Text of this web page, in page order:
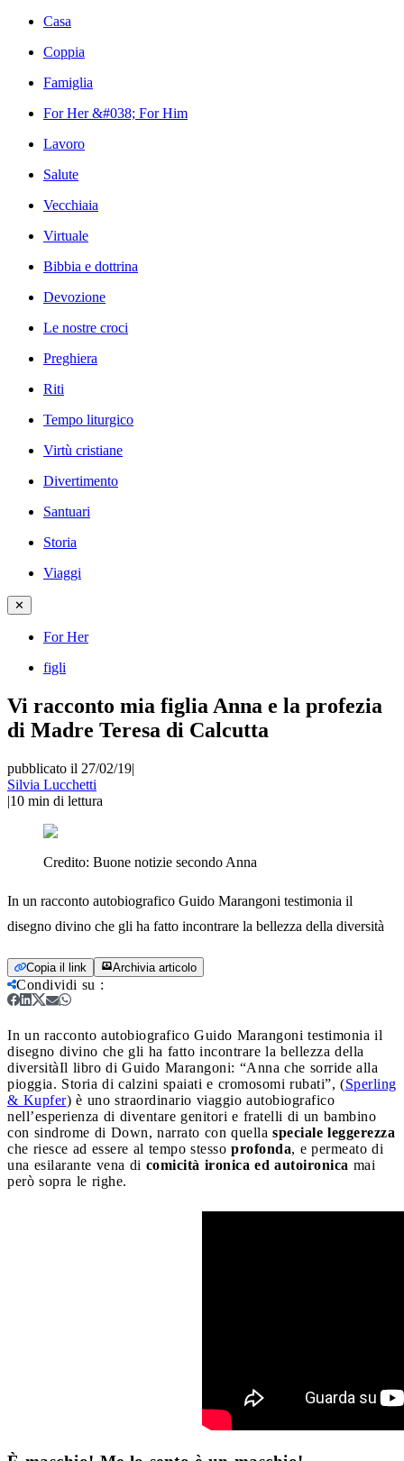
Casa
Coppia
Famiglia
For Her &#038; For Him
Lavoro
Salute
Vecchiaia
Virtuale
Bibbia e dottrina
Devozione
Le nostre croci
Preghiera
Riti
Tempo liturgico
Virtù cristiane
Divertimento
Santuari
Storia
Viaggi
✕
For Her
figli
Vi racconto mia figlia Anna e la profezia
di Madre Teresa di Calcutta
pubblicato il 27/02/19|
Silvia Lucchetti
|10 min di lettura
Credito: Buone notizie secondo Anna
In un racconto autobiografico Guido Marangoni testimonia il
disegno divino che gli ha fatto incontrare la bellezza della diversità
Copia il link Archivia articolo
Condividi su :
In un racconto autobiografico Guido Marangoni testimonia il
disegno divino che gli ha fatto incontrare la bellezza della
diversitàIl libro di Guido Marangoni: “Anna che sorride alla
pioggia. Storia di calzini spaiati e cromosomi rubati”, (Sperling
& Kupfer) è uno straordinario viaggio autobiografico
nell’esperienza di diventare genitori e fratelli di un bambino
con sindrome di Down, narrato con quella speciale leggerezza
che riesce ad essere al tempo stesso profonda, e permeato di
una esilarante vena di comicità ironica ed autoironica mai
però sopra le righe.